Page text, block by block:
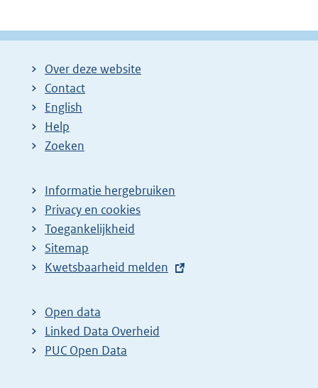
Over deze website
Contact
English
Help
Zoeken
Informatie hergebruiken
Privacy en cookies
Toegankelijkheid
Sitemap
E
t
e
r
Kwetsbaarheid melden
Open data
Linked Data Overheid
PUC Open Data